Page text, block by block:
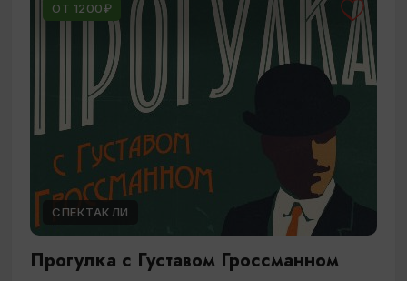
ОТ 1200₽
СПЕКТАКЛИ
Прогулка с Густавом Гроссманном